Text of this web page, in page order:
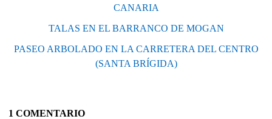
CANARIA
TALAS EN EL BARRANCO DE MOGAN
PASEO ARBOLADO EN LA CARRETERA DEL CENTRO
(SANTA BRÍGIDA)
1 COMENTARIO